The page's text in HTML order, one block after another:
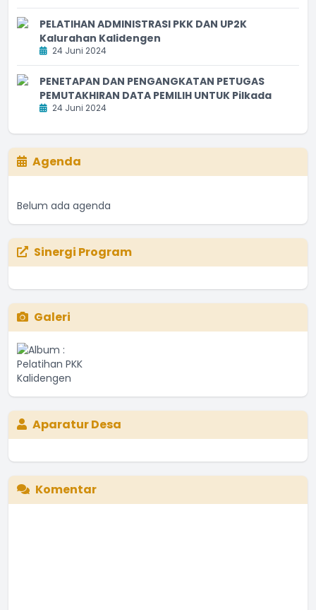
PELATIHAN ADMINISTRASI PKK DAN UP2K
Kalurahan Kalidengen
24 Juni 2024
PENETAPAN DAN PENGANGKATAN PETUGAS
PEMUTAKHIRAN DATA PEMILIH UNTUK Pilkada
24 Juni 2024
Agenda
Belum ada agenda
Sinergi Program
Galeri
Aparatur Desa
Komentar